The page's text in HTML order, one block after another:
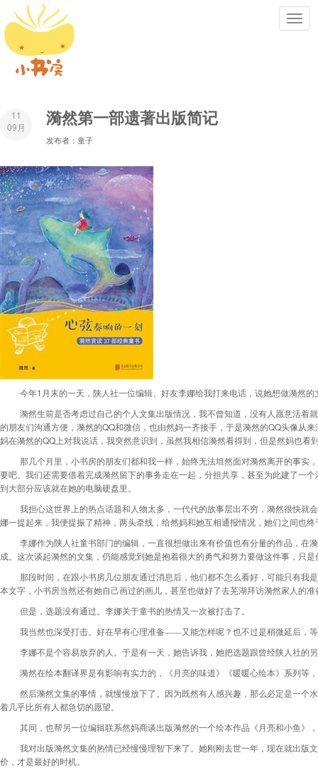
11
09月
漪然第一部遗著出版简记
发布者：童子
今年1 月末的一天，陕人社一位编辑、好友李娜给我打来电话，说她想做漪然的
漪然生前是否考虑过自己的个人文集出版情况，我不曾知道，没有人愿意活着
的朋友们沟通方便，漪然的QQ和微信，也由然妈一齐接手，于是漪然的QQ头像从来
妈在漪然的QQ上对我说话，我突然意识到，虽然我相信漪然看得到，但是然妈也
那几个月里，小书房的朋友们都和我一样，始终无法坦然面对漪然离开的事实
要吧。我们还需要借着完成漪然留下的事务走在一起，分担共享，甚至为此建了一
到大部分应该就在她的电脑硬盘里。
我担心这世界上的热点话题和人物太多，一代代的故事层出不穷，漪然很快就
娜一提起来，我便提振了精神，两头牵线，给然妈和她互相通报情况，她们之间也
李娜作为陕人社童书部门的编辑，一直很想做出来有价值也有分量的作品，在
成。这次谈起漪然的文集，仍能感觉到她是抱着很大的勇气和努力要做这件事，只
那段时间，在跟小书房几位朋友通过消息后，他们都不怎么看好，可能只有我
本文字，小书房当然还有她自己画过的画儿，甚至也做好了去芜湖拜访漪然家人
但是，选题没有通过。李娜关于童书的热情又一次被打击了。
我当然也深受打击。好在早有心理准备——又能怎样呢？也不过是稍微延后，
李娜不是个容易放弃的人。于是有一天，她告诉我，她把选题跟曾经陕人社的
漪然在绘本翻译界是有影响有实力的，《月亮的味道》《暖暖心绘本》系列等
然后漪然文集的事情，就慢慢放下了。因为既然有人感兴趣，那么必定是一个
着几乎比所有人都急切的愿望。
其间，也帮另一位编辑联系然妈商谈出版漪然的一个绘本作品《月亮和小鱼》
我对出版漪然文集的热情已经慢慢理智下来了。她刚刚去世一年，现在就出版
价，才是最好的时机。